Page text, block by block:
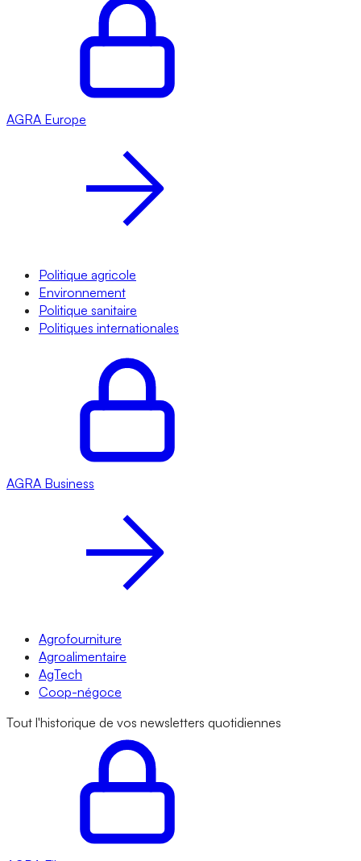
AGRA Europe
Politique agricole
Environnement
Politique sanitaire
Politiques internationales
AGRA Business
Agrofourniture
Agroalimentaire
AgTech
Coop-négoce
Tout l'historique de vos newsletters quotidiennes